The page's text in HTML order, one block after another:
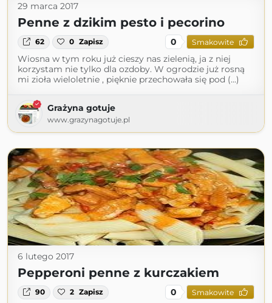
29 marca 2017
Penne z dzikim pesto i pecorino
62 0 Zapisz 0 Smakowite
Wiosna w tym roku już cieszy nas zielenią, ja z niej
korzystam nie tylko dla ozdoby. W ogrodzie już rosną
mi zioła wieloletnie , pięknie przechowała się pod (...)
Grażyna gotuje
www.grazynagotuje.pl
6 lutego 2017
Pepperoni penne z kurczakiem
90 2 Zapisz 0 Smakowite